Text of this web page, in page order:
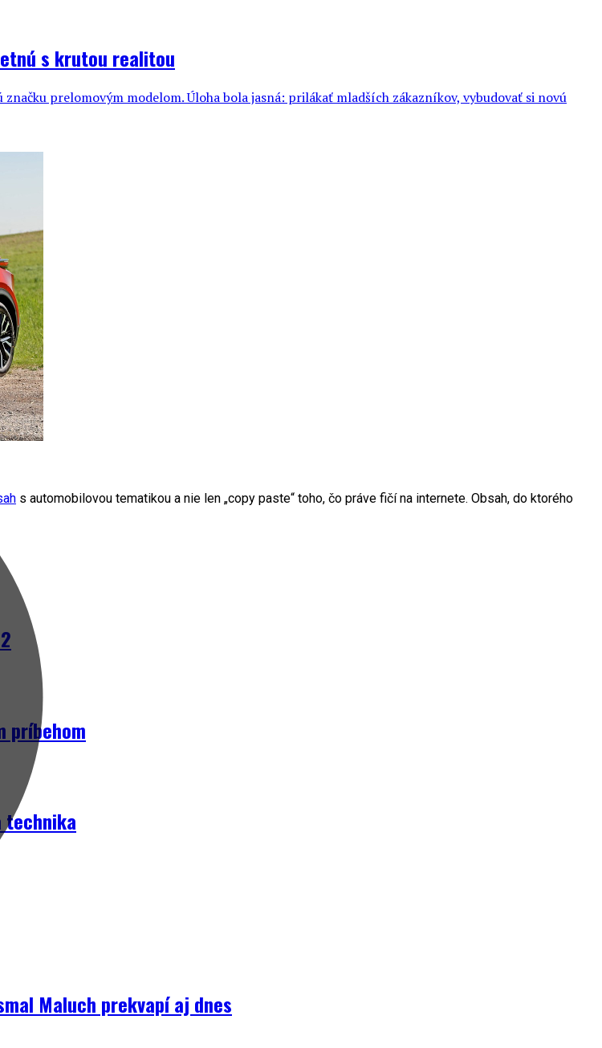
s krutou realitou
prelomovým modelom. Úloha bola jasná: prilákať mladších zákazníkov, vybudovať si novú
s automobilovou tematikou a nie len „copy paste“ toho, čo práve fičí na internete. Obsah, do ktorého
príbehom
technika
Maluch prekvapí aj dnes